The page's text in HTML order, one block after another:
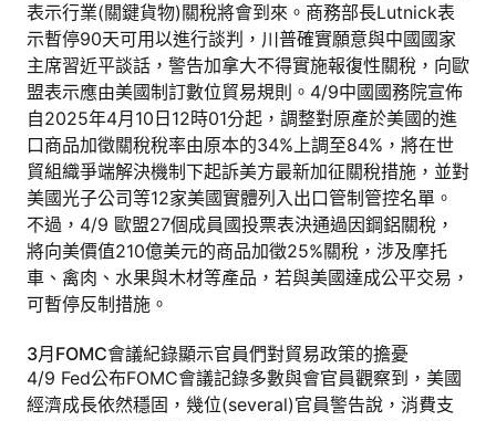
表示行業(關鍵貨物)關稅將會到來。商務部長Lutnick表
示暫停90天可用以進行談判，川普確實願意與中國國家
主席習近平談話，警告加拿大不得實施報復性關稅，向歐
盟表示應由美國制訂數位貿易規則。4/9中國國務院宣佈
自2025年4月10日12時01分起，調整對原產於美國的進
口商品加徵關稅稅率由原本的34%上調至84%，將在世
貿組織爭端解決機制下起訴美方最新加征關稅措施，並對
美國光子公司等12家美國實體列入出口管制管控名單。
不過，4/9 歐盟27個成員國投票表決通過因鋼鋁關稅，
將向美價值210億美元的商品加徵25%關稅，涉及摩托
車、禽肉、水果與木材等產品，若與美國達成公平交易，
可暫停反制措施。
3月FOMC會議紀錄顯示官員們對貿易政策的擔憂
4/9 Fed公布FOMC會議記錄多數與會官員觀察到，美國
經濟成長依然穩固，幾位(several)官員警告說，消費支